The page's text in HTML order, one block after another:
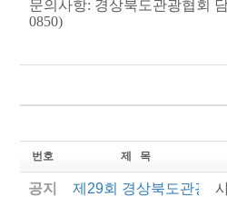
문의사항: 경상북도관광협회
0850)
번호 제 목
공지 제29회 경상북도관광기